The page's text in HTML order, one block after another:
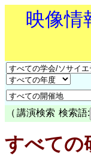
映像情
（ 講演検索 検索語:
すべての